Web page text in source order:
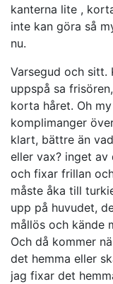
kanterna lite ,
inte kan göra så
nu.
Varsegud och sitt.
uppspå sa
korta håret. Oh
komplimanger
klart, bättre än
eller vax? inget
och fixar frillan
måste åka till
upp på huvudet,
mållös och kände
Och då kommer
det hemma eller
jag fixar det